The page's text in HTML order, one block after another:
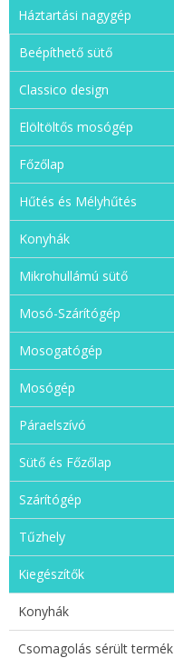
Háztartási nagygép
Beépíthető sütő
Classico design
Elöltöltős mosógép
Főzőlap
Hűtés és Mélyhűtés
Konyhák
Mikrohullámú sütő
Mosó-Szárítógép
Mosogatógép
Mosógép
Páraelszívó
Sütő és Főzőlap
Szárítógép
Tűzhely
Kiegészítők
Konyhák
Csomagolás sérült termék